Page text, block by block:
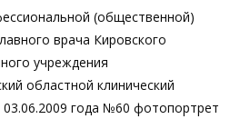
(общественной)
врача Кировского
учреждения
областной клинический
03.06.2009 года №60 фотопортрет